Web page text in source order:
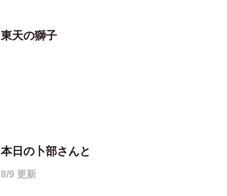
東天の獅子
本日の卜部さんと
8/9 更新